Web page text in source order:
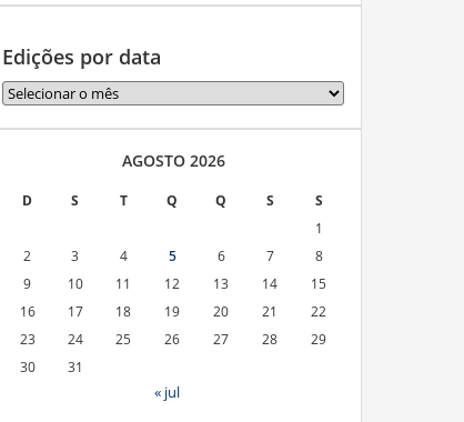
Edições por data
Edições
por
data
AGOSTO 2026
D S T Q Q S
S
1
2
3 4 5 6 7
8
9
10 11 12 13 14
15
16
17 18 19 20 21
22
23
24 25 26 27 28
29
30
31
« jul